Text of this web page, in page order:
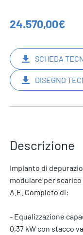
24.570,00€
SCHEDA
DISEGNO
Descrizione
Impianto di
modulare per scarico
A.E. Completo di:
- Equalizzazione
0,37 kW con stacco